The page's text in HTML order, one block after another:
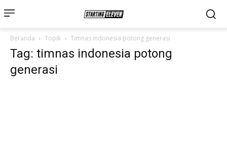
Beranda Topik Timnas indonesia potong generasi
Tag: timnas indonesia potong
generasi